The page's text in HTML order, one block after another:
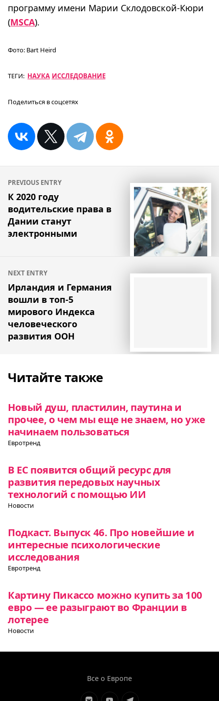
программу имени Марии Склодовской-Кюри
(MSCA).
Фото: Bart Heird
ТЕГИ: НАУКА ИССЛЕДОВАНИЕ
Поделиться в соцсетях
Навигация
по
записям
PREVIOUS ENTRY
К 2020 году
водительские права в
Дании станут
электронными
NEXT ENTRY
Ирландия и Германия
вошли в топ-5
мирового Индекса
человеческого
развития ООН
Читайте также
Новый душ, пластилин, паутина и
прочее, о чем мы еще не знаем, но уже
начинаем пользоваться
Евротренд
В ЕС появится общий ресурс для
развития передовых научных
технологий с помощью ИИ
Новости
Подкаст. Выпуск 46. Про новейшие и
интересные психологические
исследования
Евротренд
Картину Пикассо можно купить за 100
евро — ее разыграют во Франции в
лотерее
Новости
Все о Европе